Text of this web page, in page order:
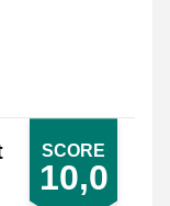
SCORE
10,0